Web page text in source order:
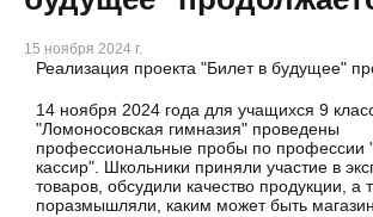
15 ноября 2024 г.
Реализация проекта "Билет в будущее"
14 ноября 2024 года для учащихся 9
"Ломоносовская гимназия" проведены
профессиональные пробы по профессии
кассир". Школьники приняли участие в
товаров, обсудили качество продукции, а
поразмышляли, каким может быть